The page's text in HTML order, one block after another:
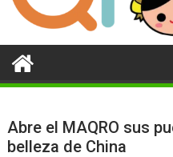
Abre el MAQRO sus
belleza de China